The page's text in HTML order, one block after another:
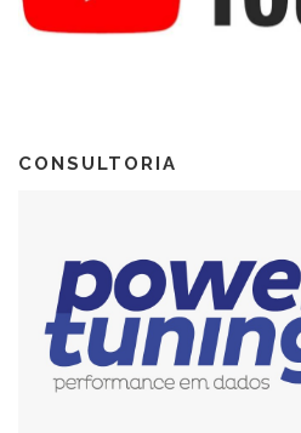
CONSULTORIA